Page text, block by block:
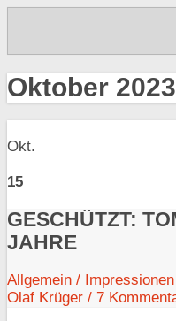
Oktober 2023
Okt.
15
GESCHÜTZT:
JAHRE
Allgemein / Impressionen
Olaf Krüger / 7